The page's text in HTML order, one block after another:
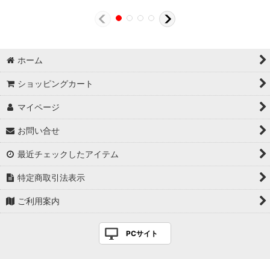
ホーム
ショッピングカート
マイページ
お問い合せ
最近チェックしたアイテム
特定商取引法表示
ご利用案内
PCサイト